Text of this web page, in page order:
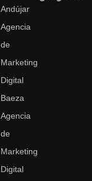
Andújar
Agencia
de
Marketing
Digital
Baeza
Agencia
de
Marketing
Digital